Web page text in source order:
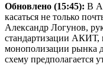
Обновлено (15:45): В
касаться не только
Александр Логунов,
стандартизации АКИТ,
монополизации рынка
схему предполагается